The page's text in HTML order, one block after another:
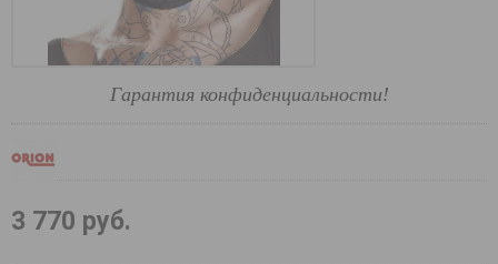
Гарантия конфиденциальности!
3 770 руб.